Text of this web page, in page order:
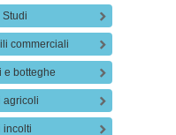
Studi
commerciali
e botteghe
agricoli
incolti